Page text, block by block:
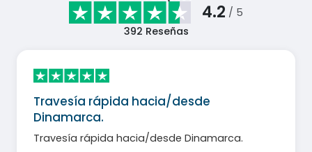
4.2 / 5
392 Reseñas
Travesía rápida hacia/desde
Dinamarca.
Travesía rápida hacia/desde Dinamarca.